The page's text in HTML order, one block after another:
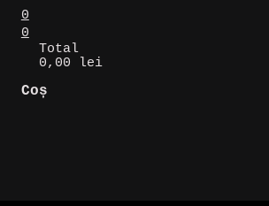
0
0
Total
0,00 lei
Coș